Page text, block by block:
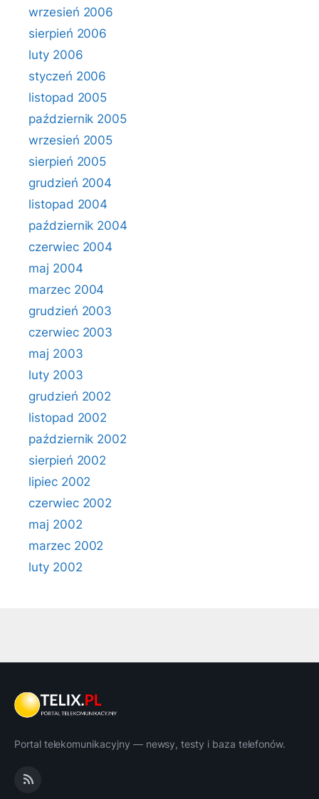
wrzesień 2006
sierpień 2006
luty 2006
styczeń 2006
listopad 2005
październik 2005
wrzesień 2005
sierpień 2005
grudzień 2004
listopad 2004
październik 2004
czerwiec 2004
maj 2004
marzec 2004
grudzień 2003
czerwiec 2003
maj 2003
luty 2003
grudzień 2002
listopad 2002
październik 2002
sierpień 2002
lipiec 2002
czerwiec 2002
maj 2002
marzec 2002
luty 2002
Portal telekomunikacyjny — newsy, testy i baza telefonów.